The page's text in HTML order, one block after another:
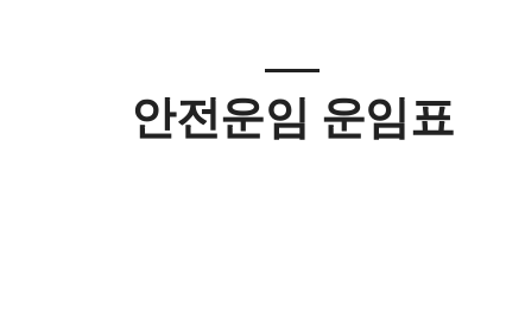
안전운임 운임표